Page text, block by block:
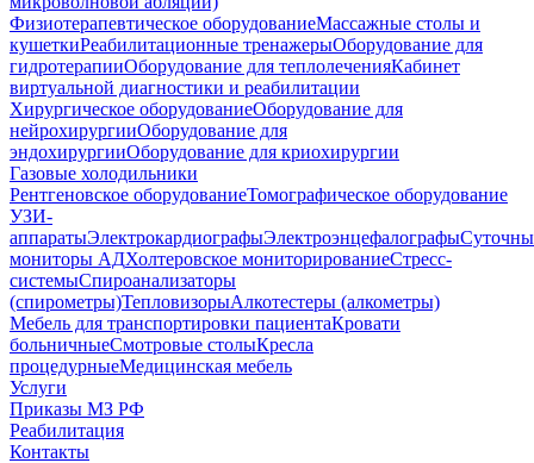
Физиотерапевтическое оборудованиеМассажные столы и
кушеткиРеабилитационные тренажерыОборудование для
гидротерапииОборудование для теплолеченияКабинет
виртуальной диагностики и реабилитации
Хирургическое оборудованиеОборудование для
нейрохирургииОборудование для
эндохирургииОборудование для криохирургии
Газовые холодильники
Рентгеновское оборудованиеТомографическое оборудование
УЗИ-
аппаратыЭлектрокардиографыЭлектроэнцефалографы
мониторы АДХолтеровское мониторированиеСтресс-
системыСпироанализаторы
(спирометры)ТепловизорыАлкотестеры (алкометры)
Мебель для транспортировки пациентаКровати
больничныеCмотровые столыКресла
процедурныеМедицинская мебель
Услуги
Приказы МЗ РФ
Реабилитация
Контакты